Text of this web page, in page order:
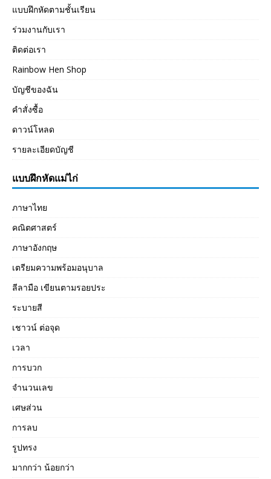
แบบฝึกหัดตามชั้นเรียน
ร่วมงานกับเรา
ติดต่อเรา
Rainbow Hen Shop
บัญชีของฉัน
คำสั่งซื้อ
ดาวน์โหลด
รายละเอียดบัญชี
แบบฝึกหัดแม่ไก่
ภาษาไทย
คณิตศาสตร์
ภาษาอังกฤษ
เตรียมความพร้อมอนุบาล
ลีลามือ เขียนตามรอยประ
ระบายสี
เชาวน์ ต่อจุด
เวลา
การบวก
จำนวนเลข
เศษส่วน
การลบ
รูปทรง
มากกว่า น้อยกว่า